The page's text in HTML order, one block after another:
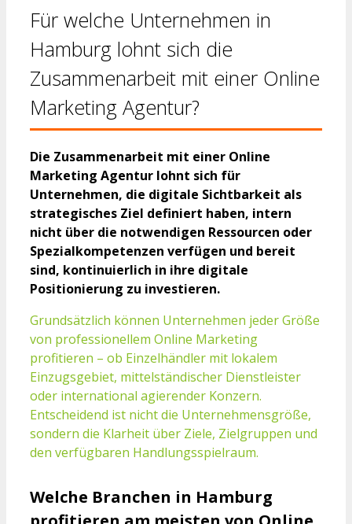
Für welche Unternehmen in
Hamburg lohnt sich die
Zusammenarbeit mit einer Online
Marketing Agentur?
Die Zusammenarbeit mit einer Online
Marketing Agentur lohnt sich für
Unternehmen, die digitale Sichtbarkeit als
strategisches Ziel definiert haben, intern
nicht über die notwendigen Ressourcen oder
Spezialkompetenzen verfügen und bereit
sind, kontinuierlich in ihre digitale
Positionierung zu investieren.
Grundsätzlich können Unternehmen jeder Größe
von professionellem Online Marketing
profitieren – ob Einzelhändler mit lokalem
Einzugsgebiet, mittelständischer Dienstleister
oder international agierender Konzern.
Entscheidend ist nicht die Unternehmensgröße,
sondern die Klarheit über Ziele, Zielgruppen und
den verfügbaren Handlungsspielraum.
Welche Branchen in Hamburg